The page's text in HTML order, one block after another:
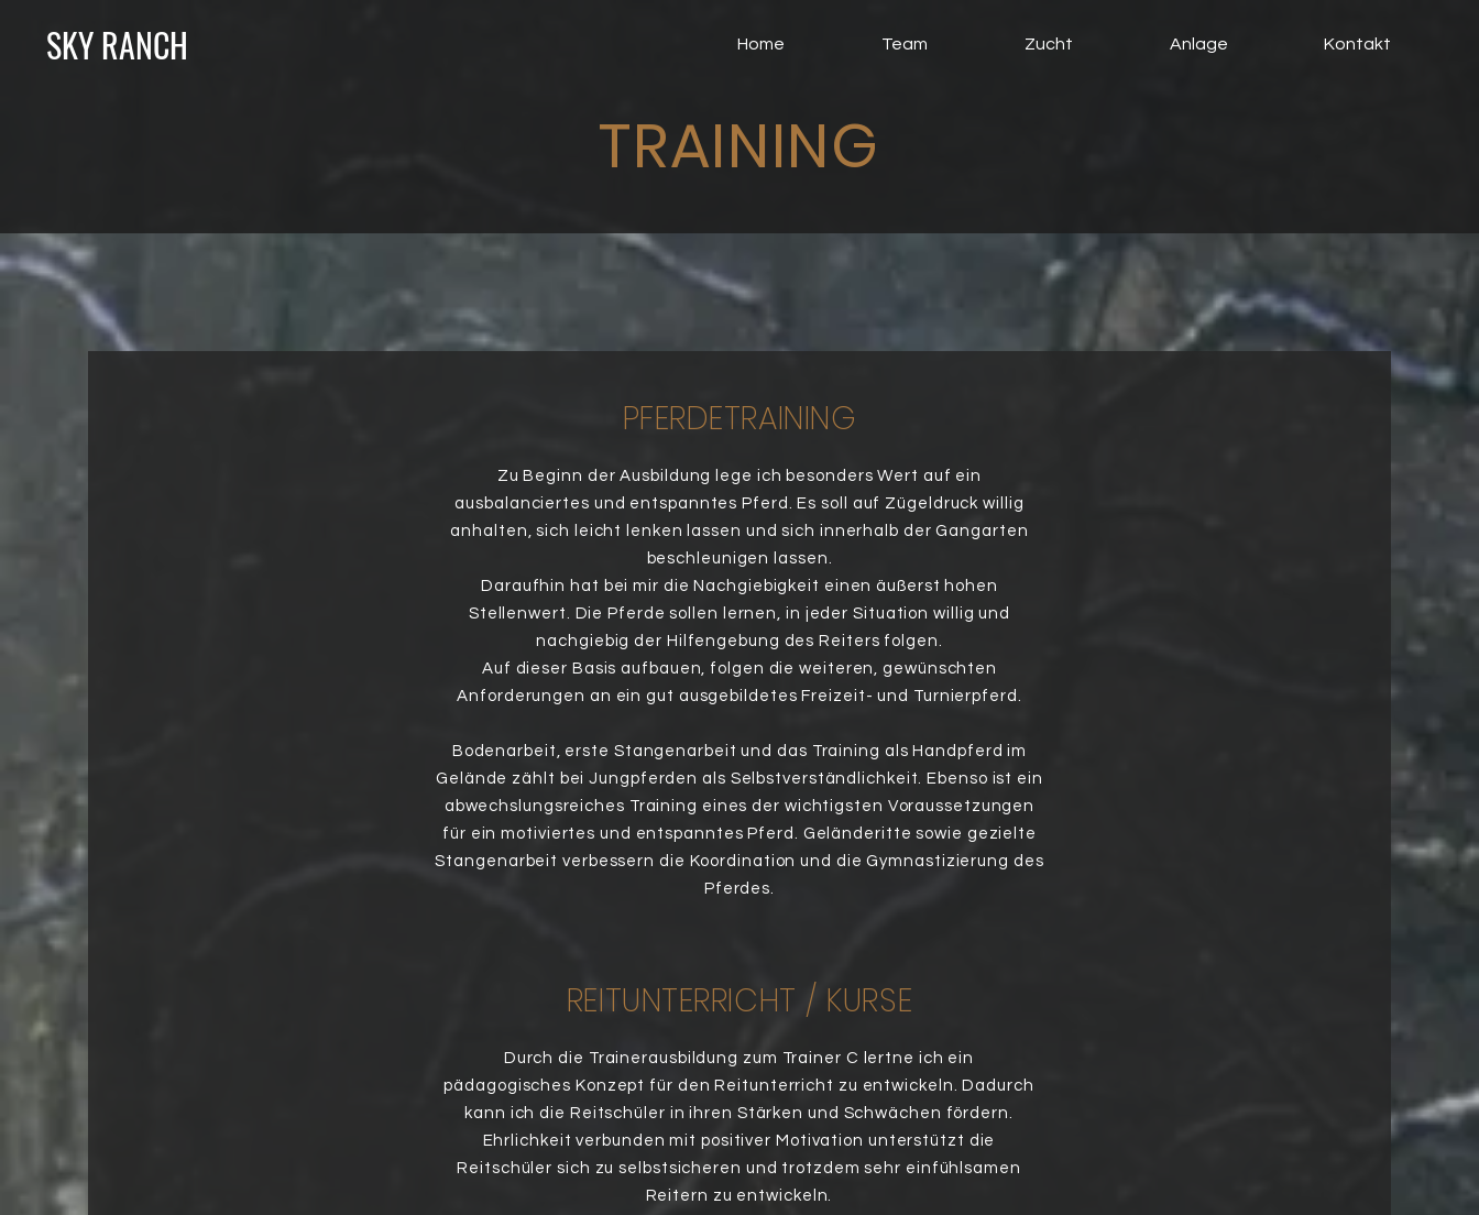
SKY RANCH Home Team Zucht Anlage Kontakt
TRAINING
PFERDETRAINING
Zu Beginn der Ausbildung lege ich besonders Wert auf ein
ausbalanciertes und entspanntes Pferd. Es soll auf Zügeldruck willig
anhalten, sich leicht lenken lassen und sich innerhalb der Gangarten
beschleunigen lassen.
Daraufhin hat bei mir die Nachgiebigkeit einen äußerst hohen
Stellenwert. Die Pferde sollen lernen, in jeder Situation willig und
nachgiebig der Hilfengebung des Reiters folgen.
Auf dieser Basis aufbauen, folgen die weiteren, gewünschten
Anforderungen an ein gut ausgebildetes Freizeit- und Turnierpferd.
Bodenarbeit, erste Stangenarbeit und das Training als Handpferd im
Gelände zählt bei Jungpferden als Selbstverständlichkeit. Ebenso ist ein
abwechslungsreiches Training eines der wichtigsten Voraussetzungen
für ein motiviertes und entspanntes Pferd. Geländeritte sowie gezielte
Stangenarbeit verbessern die Koordination und die Gymnastizierung des
Pferdes.
REITUNTERRICHT / KURSE
Durch die Trainerausbildung zum Trainer C lertne ich ein
pädagogisches Konzept für den Reitunterricht zu entwickeln. Dadurch
kann ich die Reitschüler in ihren Stärken und Schwächen fördern.
Ehrlichkeit verbunden mit positiver Motivation unterstützt die
Reitschüler sich zu selbstsicheren und trotzdem sehr einfühlsamen
Reitern zu entwickeln.